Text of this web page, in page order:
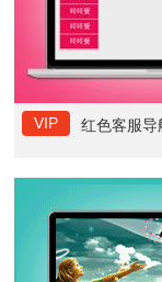
VIP 红色客服导